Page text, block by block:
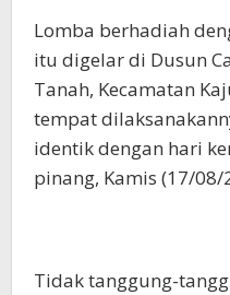
Lomba berhadiah
itu digelar di Dusun
Tanah, Kecamatan
tempat
identik dengan hari
pinang, Kamis (17/08/
Tidak tanggung-